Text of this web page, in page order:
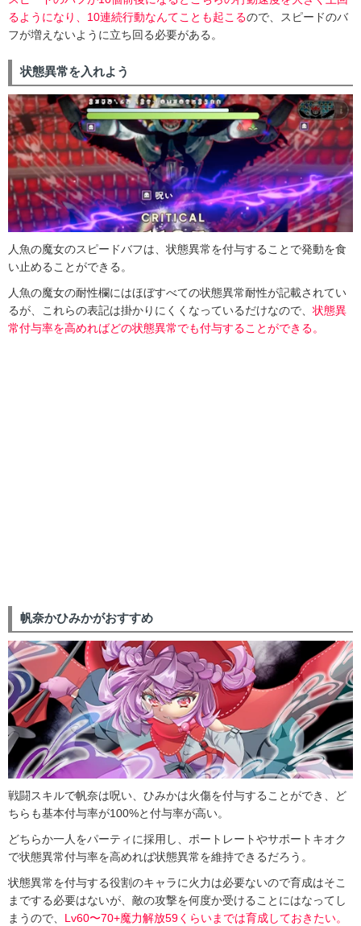
るようになり、10連続行動なんてことも起こるので、スピードのバ
フが増えないように立ち回る必要がある。
状態異常を入れよう
人魚の魔女のスピードバフは、状態異常を付与することで発動を食
い止めることができる。
人魚の魔女の耐性欄にはほぼすべての状態異常耐性が記載されてい
るが、これらの表記は掛かりにくくなっているだけなので、 状態異
常付与率を高めればどの状態異常でも付与することができる。
帆奈かひみかがおすすめ
戦闘スキルで帆奈は呪い、ひみかは火傷を付与することができ、ど
ちらも基本付与率が100%と付与率が高い。
どちらか一人をパーティに採用し、ポートレートやサポートキオク
で状態異常付与率を高めれば状態異常を維持できるだろう。
状態異常を付与する役割のキャラに火力は必要ないので育成はそこ
までする必要はないが、敵の攻撃を何度か受けることにはなってし
まうので、 Lv60〜70+魔力解放59くらいまでは育成しておきたい。